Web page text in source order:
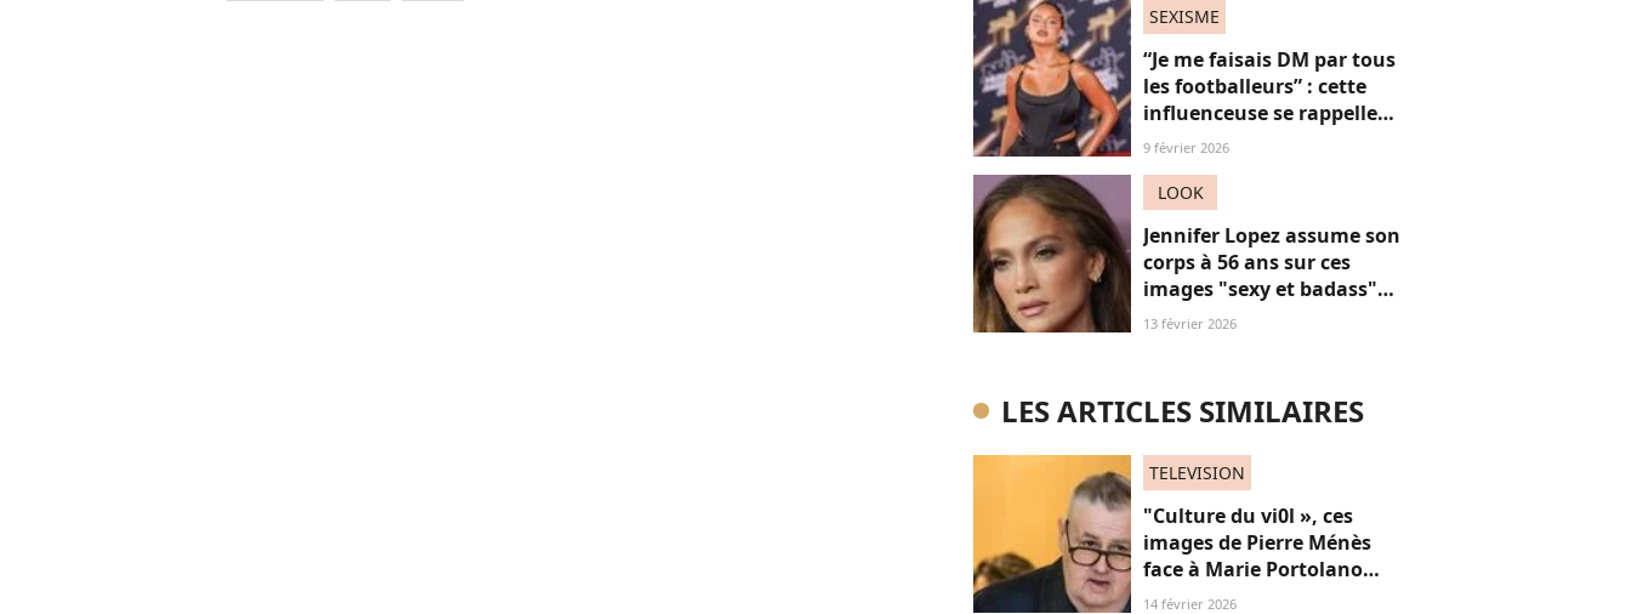
SEXISME
“Je me faisais DM par tous
les footballeurs” : cette
influenceuse se rappelle
l’hypersexualisation
14 ans
9 février 2026
LOOK
Jennifer Lopez assume son
corps à 56 ans sur ces
images "sexy et badass"
mais ça ne plaît pas à tout
13 février 2026
LES ARTICLES SIMILAIRES
TELEVISION
"Culture du vi0l », ces
images de Pierre Ménès
face à Marie Portolano
refont surface et choquent
14 février 2026